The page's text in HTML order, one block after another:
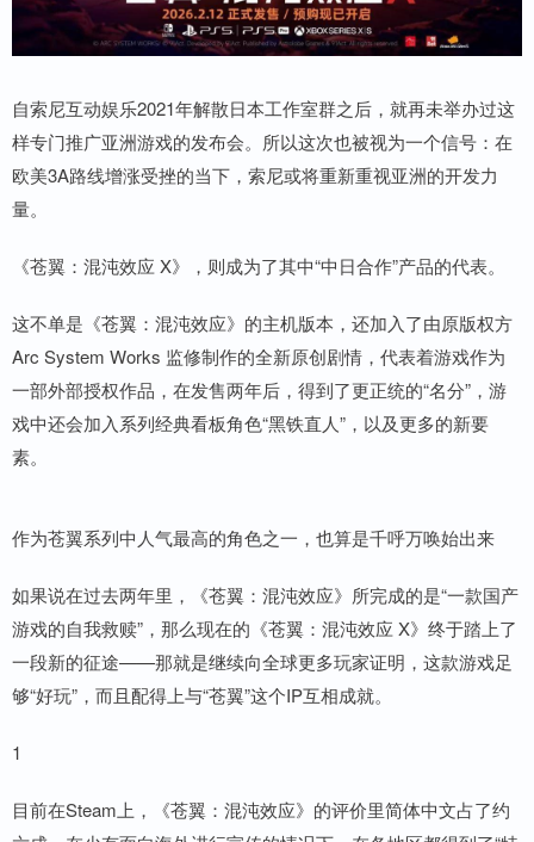
自索尼互动娱乐2021年解散日本工作室群之后，就再未举办过这
样专门推广亚洲游戏的发布会。所以这次也被视为一个信号：在
欧美3A路线增涨受挫的当下，索尼或将重新重视亚洲的开发力
量。
《苍翼：混沌效应 X》，则成为了其中“中日合作”产品的代表。
这不单是《苍翼：混沌效应》的主机版本，还加入了由原版权方
Arc System Works 监修制作的全新原创剧情，代表着游戏作为
一部外部授权作品，在发售两年后，得到了更正统的“名分”，游
戏中还会加入系列经典看板角色“黑铁直人”，以及更多的新要
素。
作为苍翼系列中人气最高的角色之一，也算是千呼万唤始出来
如果说在过去两年里，《苍翼：混沌效应》所完成的是“一款国产
游戏的自我救赎”，那么现在的《苍翼：混沌效应 X》终于踏上了
一段新的征途——那就是继续向全球更多玩家证明，这款游戏足
够“好玩”，而且配得上与“苍翼”这个IP互相成就。
1
目前在Steam上，《苍翼：混沌效应》的评价里简体中文占了约